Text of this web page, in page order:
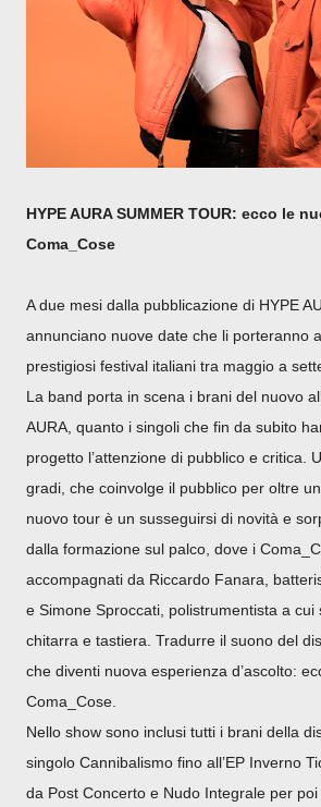
HYPE AURA SUMMER TOUR: ecco le
Coma_Cose
A due mesi dalla pubblicazione di HYPE
annunciano nuove date che li porteranno
prestigiosi festival italiani tra maggio a
La band porta in scena i brani del nuovo
AURA, quanto i singoli che fin da subito
progetto l’attenzione di pubblico e critica.
gradi, che coinvolge il pubblico per oltre
nuovo tour è un susseguirsi di novità e
dalla formazione sul palco, dove i
accompagnati da Riccardo Fanara,
e Simone Sproccati, polistrumentista a cui
chitarra e tastiera. Tradurre il suono del
che diventi nuova esperienza d’ascolto:
Coma_Cose.
Nello show sono inclusi tutti i brani della
singolo Cannibalismo fino all’EP Inverno
da Post Concerto e Nudo Integrale per